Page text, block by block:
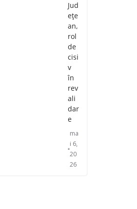
Jud
ețe
an,
rol
de
cisi
v
în
rev
ali
dar
e
ma
i 6,
20
26